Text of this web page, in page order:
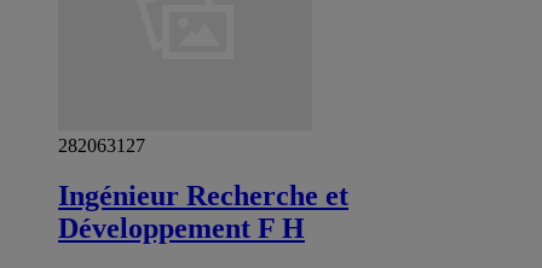
282063127
Ingénieur Recherche et
Développement F H